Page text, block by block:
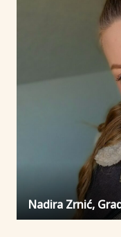
Nadira Zrnić,